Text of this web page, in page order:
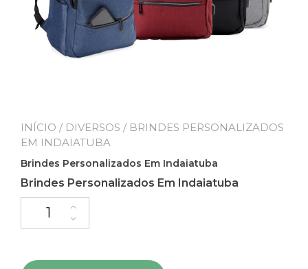
INÍCIO / DIVERSOS / BRINDES PERSONALIZADOS
EM INDAIATUBA
Brindes Personalizados Em Indaiatuba
Brindes Personalizados Em Indaiatuba